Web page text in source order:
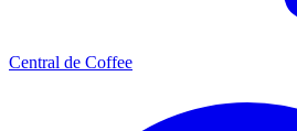
Central de Coffee